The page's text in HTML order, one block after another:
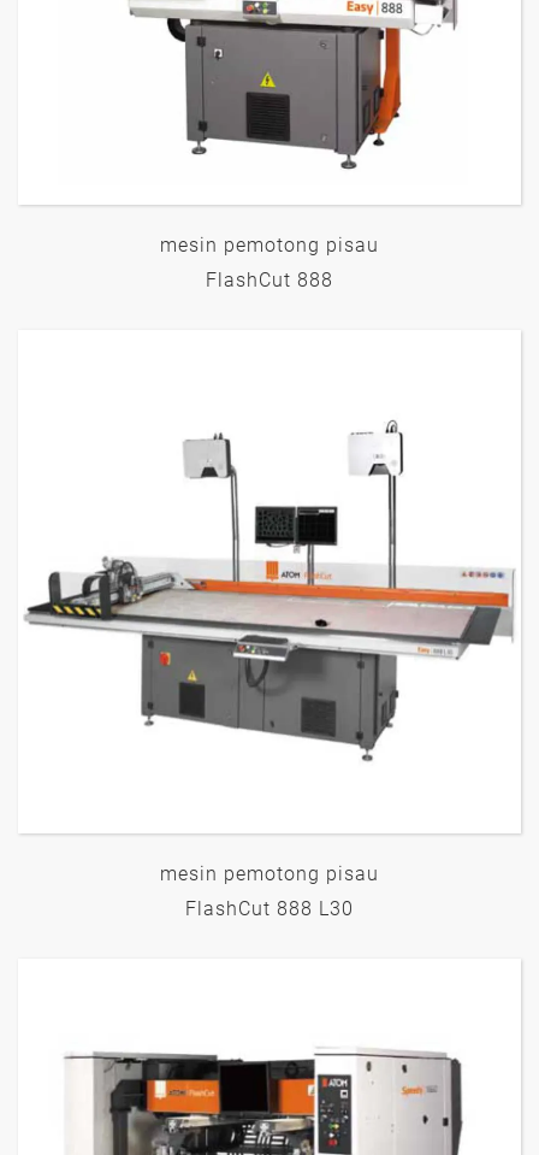
mesin pemotong pisau
FlashCut 888
mesin pemotong pisau
FlashCut 888 L30